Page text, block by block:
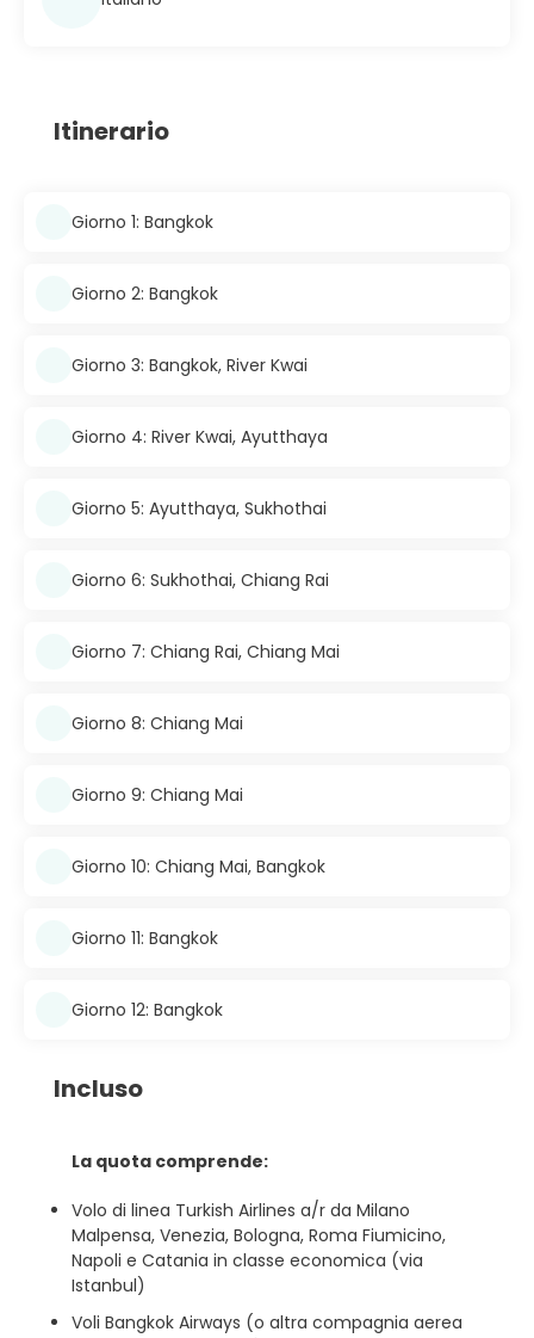
Itinerario
Giorno 1: Bangkok
Giorno 2: Bangkok
Giorno 3: Bangkok, River Kwai
Giorno 4: River Kwai, Ayutthaya
Giorno 5: Ayutthaya, Sukhothai
Giorno 6: Sukhothai, Chiang Rai
Giorno 7: Chiang Rai, Chiang Mai
Giorno 8: Chiang Mai
Giorno 9: Chiang Mai
Giorno 10: Chiang Mai, Bangkok
Giorno 11: Bangkok
Giorno 12: Bangkok
Incluso
La quota comprende:
Volo di linea Turkish Airlines a/r da Milano
Malpensa, Venezia, Bologna, Roma Fiumicino,
Napoli e Catania in classe economica (via
Istanbul)
Voli Bangkok Airways (o altra compagnia aerea